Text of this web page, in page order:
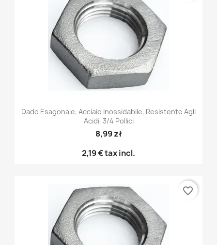
Dado Esagonale, Acciaio Inossidabile, Resistente Agli
Acidi, 3/4 Pollici
8,99 zł
2,19 €tax incl.
favorite_border